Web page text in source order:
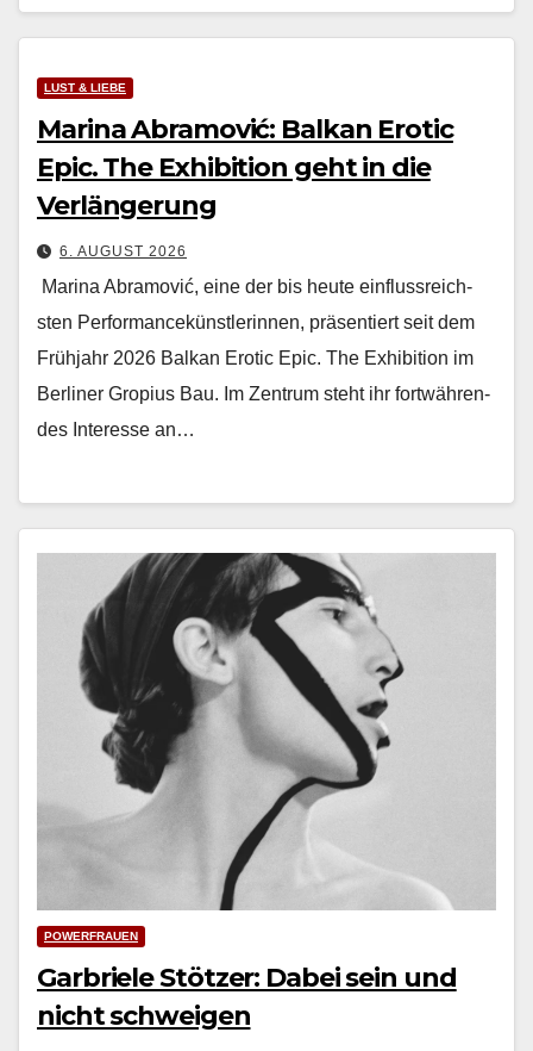
LUST & LIEBE
Marina Abramović: Balkan Erotic
Epic. The Exhibition geht in die
Verlängerung
6. AUGUST 2026
Mari­na Abramović, eine der bis heute ein­flussre­ich­
sten Per­for­mancekün­st­lerin­nen, präsen­tiert seit dem
Früh­jahr 2026 Balkan Erot­ic Epic. The Exhi­bi­tion im
Berlin­er Gropius Bau. Im Zen­trum ste­ht ihr fortwähren­
des Inter­esse an…
POWERFRAUEN
Garbriele Stötzer: Dabei sein und
nicht schweigen